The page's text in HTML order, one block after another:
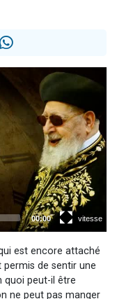
en groupe sur Zoom
2 personnes viennent de nous rejoindre sur WhatsApp
est encore attaché
permis de sentir une
quoi peut-il être
ne peut pas manger